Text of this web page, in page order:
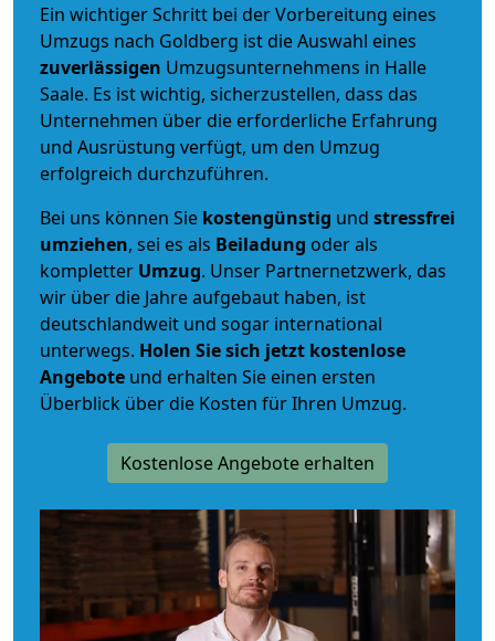
Ein wichtiger Schritt bei der Vorbereitung eines
Umzugs nach Goldberg ist die Auswahl eines
zuverlässigen Umzugsunternehmens in Halle
Saale. Es ist wichtig, sicherzustellen, dass das
Unternehmen über die erforderliche Erfahrung
und Ausrüstung verfügt, um den Umzug
erfolgreich durchzuführen.
Bei uns können Sie kostengünstig und stressfrei
umziehen, sei es als Beiladung oder als
kompletter Umzug. Unser Partnernetzwerk, das
wir über die Jahre aufgebaut haben, ist
deutschlandweit und sogar international
unterwegs. Holen Sie sich jetzt kostenlose
Angebote und erhalten Sie einen ersten
Überblick über die Kosten für Ihren Umzug.
Kostenlose Angebote erhalten